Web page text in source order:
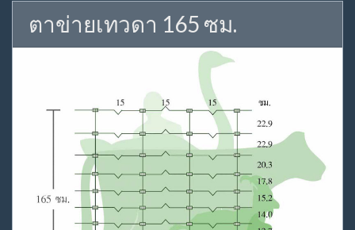
ตาข่ายเทวดา 165 ซม.